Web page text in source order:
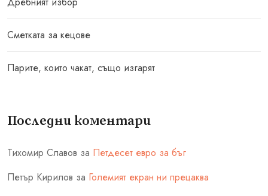
Сметката за кецове
Парите, които чакат, също изгарят
Последни коментари
Тихомир Славов за Петдесет евро за бъг
Петър Кирилов за Големият екран ни прецаква